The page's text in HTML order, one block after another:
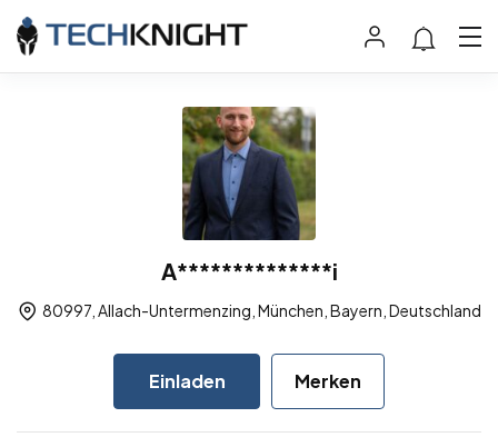
A**************i
80997, Allach-Untermenzing, München, Bayern, Deutschland
Einladen Merken